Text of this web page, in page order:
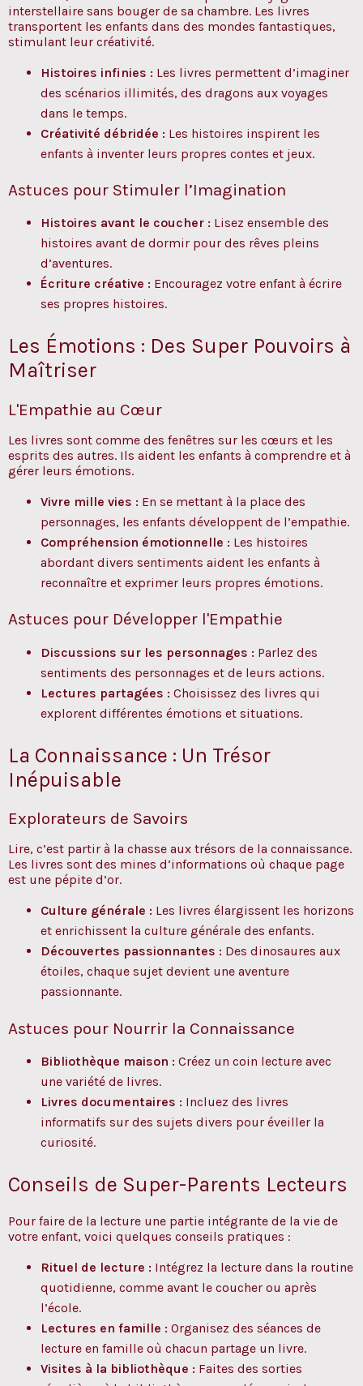
interstellaire sans bouger de sa chambre. Les livres
transportent les enfants dans des mondes fantastiques,
stimulant leur créativité.
Histoires infinies : Les livres permettent d’imaginer
des scénarios illimités, des dragons aux voyages
dans le temps.
Créativité débridée : Les histoires inspirent les
enfants à inventer leurs propres contes et jeux.
Astuces pour Stimuler l’Imagination
Histoires avant le coucher : Lisez ensemble des
histoires avant de dormir pour des rêves pleins
d’aventures.
Écriture créative : Encouragez votre enfant à écrire
ses propres histoires.
Les Émotions : Des Super Pouvoirs à
Maîtriser
L'Empathie au Cœur
Les livres sont comme des fenêtres sur les cœurs et les
esprits des autres. Ils aident les enfants à comprendre et à
gérer leurs émotions.
Vivre mille vies : En se mettant à la place des
personnages, les enfants développent de l’empathie.
Compréhension émotionnelle : Les histoires
abordant divers sentiments aident les enfants à
reconnaître et exprimer leurs propres émotions.
Astuces pour Développer l'Empathie
Discussions sur les personnages : Parlez des
sentiments des personnages et de leurs actions.
Lectures partagées : Choisissez des livres qui
explorent différentes émotions et situations.
La Connaissance : Un Trésor
Inépuisable
Explorateurs de Savoirs
Lire, c’est partir à la chasse aux trésors de la connaissance.
Les livres sont des mines d’informations où chaque page
est une pépite d’or.
Culture générale : Les livres élargissent les horizons
et enrichissent la culture générale des enfants.
Découvertes passionnantes : Des dinosaures aux
étoiles, chaque sujet devient une aventure
passionnante.
Astuces pour Nourrir la Connaissance
Bibliothèque maison : Créez un coin lecture avec
une variété de livres.
Livres documentaires : Incluez des livres
informatifs sur des sujets divers pour éveiller la
curiosité.
Conseils de Super-Parents Lecteurs
Pour faire de la lecture une partie intégrante de la vie de
votre enfant, voici quelques conseils pratiques :
Rituel de lecture : Intégrez la lecture dans la routine
quotidienne, comme avant le coucher ou après
l’école.
Lectures en famille : Organisez des séances de
lecture en famille où chacun partage un livre.
Visites à la bibliothèque : Faites des sorties